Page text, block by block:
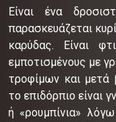
Είναι ένα
παρασκευάζεται
καρύδας. Είναι
εμποτισμένους με
τροφίμων και μετά
το επιδόρπιο είναι
ή «ρουμπίνια»